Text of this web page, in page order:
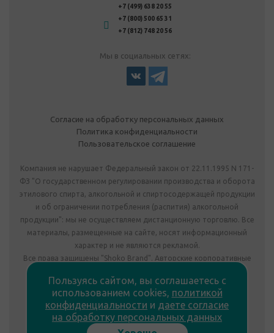
+7 (499) 638 20 55
+7 (800) 500 65 31
+7 (812) 748 20 56
Мы в социальных сетях:
Согласие на обработку персональных данных
Политика конфиденциальности
Пользовательское соглашение
Компания не нарушает Федеральный закон от 22.11.1995 N 171-
ФЗ "О государственном регулировании производства и оборота
этилового спирта, алкогольной и спиртосодержащей продукции
и об ограничении потребления (распития) алкогольной
продукции": мы не осуществляем дистанционную торговлю. Все
материалы, размещенные на сайте, носят информационный
характер и не являются рекламой.
Все права защищены "Shoko Brand". Авторские корпоративные
Комплектация подарка может отличаться от изображения.
Информация на сайте не является публичной офертой.
Сведения о продавце:
ООО «Фабрика подарков», лицензия №78РПА0009672 от
Пользуясь сайтом, вы соглашаетесь с
использованием cookies, политикой
конфиденциальности и даете согласие
на обработку персональных данных